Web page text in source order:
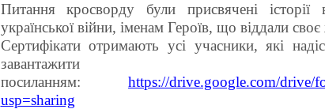
Питання кросворду були присвячені історії
української війни, іменам Героїв, що віддали
Сертифікати отримають усі учасники, які
посиланням: https://drive.google.com/drive/
usp=sharing